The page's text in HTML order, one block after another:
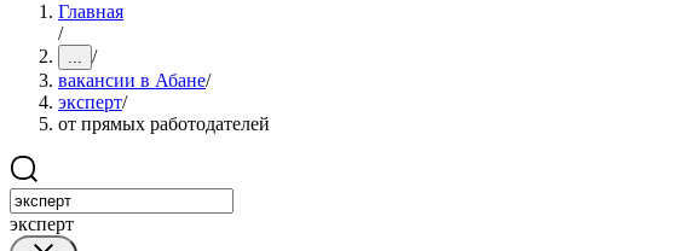
Главная
/
... /
вакансии в Абане/
эксперт/
от прямых работодателей
эксперт